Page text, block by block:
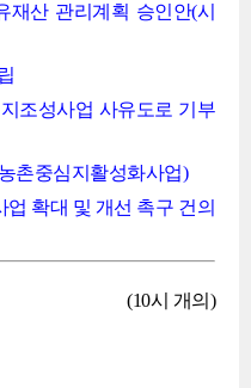
재산 관리계획 승인안(시
조성사업 사유도로 기부
촌중심지활성화사업)
확대 및 개선 촉구 건의
(10시 개의)